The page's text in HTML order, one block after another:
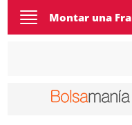
Toggle
navigation
Montar una